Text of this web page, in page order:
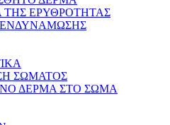
ΤΗΣ ΕΡΥΘΡΟΤΗΤΑΣ
ΕΝΔΥΝΑΜΩΣΗΣ
ΣΩΜΑΤΟΣ
ΔΕΡΜΑ ΣΤΟ ΣΩΜΑ